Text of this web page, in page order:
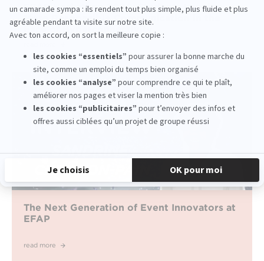
EFAP Hackathon 2026: Students Imagine
More Responsible Communication in the
Face of Hyperconnectivity
The Next Generation of Event Innovators at
EFAP
read more